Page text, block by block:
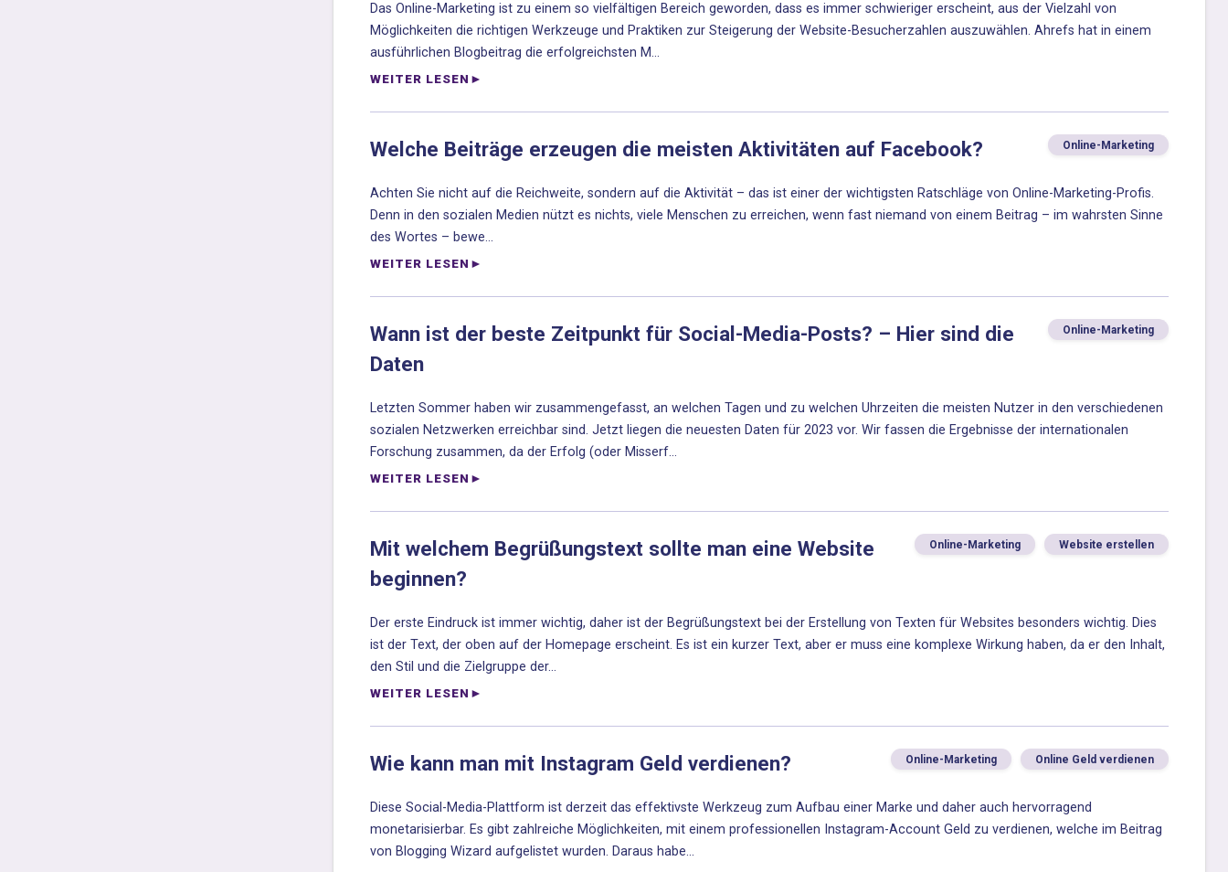
Das Online-Marketing ist zu einem so vielfältigen Bereich geworden, dass es immer schwieriger erscheint, aus der Vielzahl von
Möglichkeiten die richtigen Werkzeuge und Praktiken zur Steigerung der Website-Besucherzahlen auszuwählen. Ahrefs hat in einem
ausführlichen Blogbeitrag die erfolgreichsten M...
WEITER LESEN
Welche Beiträge erzeugen die meisten Aktivitäten auf Facebook? Online-Marketing
Achten Sie nicht auf die Reichweite, sondern auf die Aktivität – das ist einer der wichtigsten Ratschläge von Online-Marketing-Profis.
Denn in den sozialen Medien nützt es nichts, viele Menschen zu erreichen, wenn fast niemand von einem Beitrag – im wahrsten Sinne
des Wortes – bewe...
WEITER LESEN
Wann ist der beste Zeitpunkt für Social-Media-Posts? – Hier sind die
Daten
Online-Marketing
Letzten Sommer haben wir zusammengefasst, an welchen Tagen und zu welchen Uhrzeiten die meisten Nutzer in den verschiedenen
sozialen Netzwerken erreichbar sind. Jetzt liegen die neuesten Daten für 2023 vor. Wir fassen die Ergebnisse der internationalen
Forschung zusammen, da der Erfolg (oder Misserf...
WEITER LESEN
Mit welchem Begrüßungstext sollte man eine Website
beginnen?
Online-Marketing Website erstellen
Der erste Eindruck ist immer wichtig, daher ist der Begrüßungstext bei der Erstellung von Texten für Websites besonders wichtig. Dies
ist der Text, der oben auf der Homepage erscheint. Es ist ein kurzer Text, aber er muss eine komplexe Wirkung haben, da er den Inhalt,
den Stil und die Zielgruppe der...
WEITER LESEN
Wie kann man mit Instagram Geld verdienen? Online-Marketing Online Geld verdienen
Diese Social-Media-Plattform ist derzeit das effektivste Werkzeug zum Aufbau einer Marke und daher auch hervorragend
monetarisierbar. Es gibt zahlreiche Möglichkeiten, mit einem professionellen Instagram-Account Geld zu verdienen, welche im Beitrag
von Blogging Wizard aufgelistet wurden. Daraus habe...